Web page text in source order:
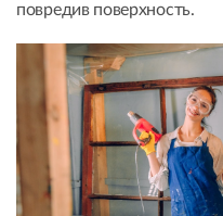
повредив поверхность.